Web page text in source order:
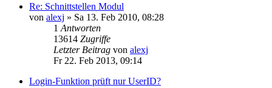
Re: Schnittstellen Modul
von alexj » Sa 13. Feb 2010, 08:28
1 Antworten
13614 Zugriffe
Letzter Beitrag von alexj
Fr 22. Feb 2013, 09:14
Login-Funktion prüft nur UserID?